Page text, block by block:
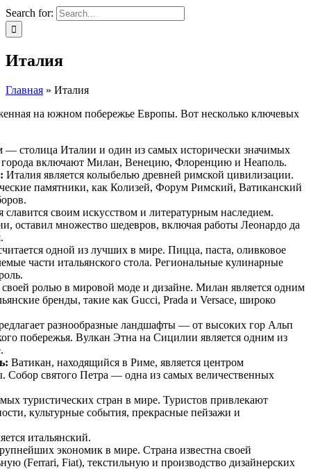
Search for:
Италия
Главная » Италия
на южном побережье Европы. Вот несколько ключевых
столица Италии и один из самых исторически значимых
города включают Милан, Венецию, Флоренцию и Неаполь.
Италия является колыбелью древней римской цивилизации.
памятники, как Колизей, Форум Римский, Ватиканский
своим искусством и литературным наследием.
оставил множество шедевров, включая работы Леонардо да
одной из лучших в мире. Пицца, паста, оливковое
части итальянского стола. Региональные кулинарные
ролью в мировой моде и дизайне. Милан является одним
бренды, такие как Gucci, Prada и Versace, широко
разнообразные ландшафты — от высоких гор Альп
побережья. Вулкан Этна на Сицилии является одним из
Ватикан, находящийся в Риме, является центром
Собор святого Петра — одна из самых величественных
туристических стран в мире. Туристов привлекают
культурные события, прекрасные пейзажи и
итальянский.
экономик в мире. Страна известна своей
(Ferrari, Fiat), текстильную и производство дизайнерских